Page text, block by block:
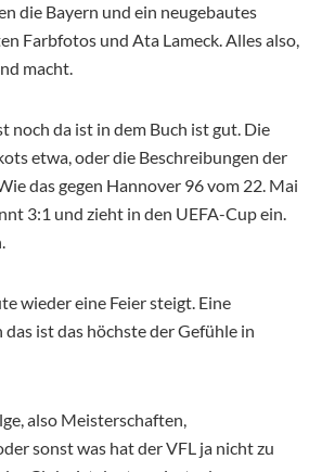
die Bayern und ein neugebautes
Farbfotos und Ata Lameck. Alles also,
macht.
noch da ist in dem Buch ist gut. Die
etwa, oder die Beschreibungen der
das gegen Hannover 96 vom 22. Mai
3:1 und zieht in den UEFA-Cup ein.
wieder eine Feier steigt. Eine
ist das höchste der Gefühle in
also Meisterschaften,
sonst was hat der VFL ja nicht zu